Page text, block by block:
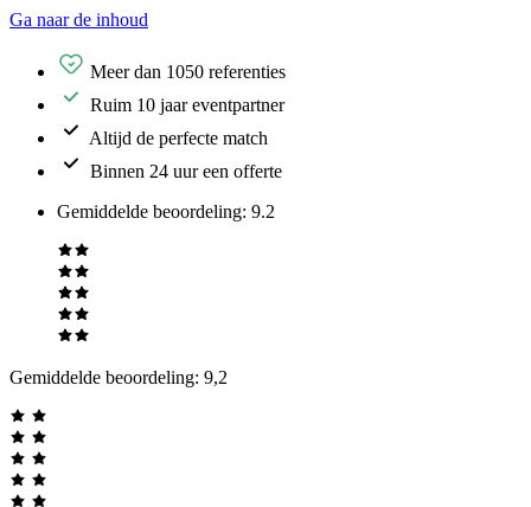
Ga naar de inhoud
Meer dan 1050 referenties
Ruim 10 jaar eventpartner
Altijd de perfecte match
Binnen 24 uur een offerte
Gemiddelde beoordeling: 9.2
Gemiddelde beoordeling: 9,2